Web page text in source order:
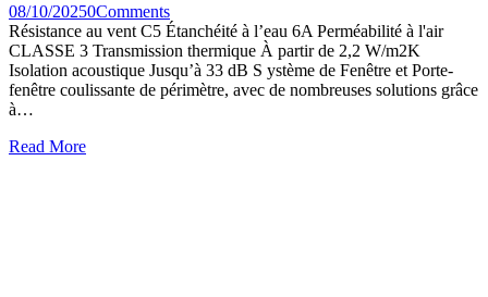
08/10/20250Comments
Résistance au vent C5 Étanchéité à l’eau 6A Perméabilité à l'air
CLASSE 3 Transmission thermique À partir de 2,2 W/m2K
Isolation acoustique Jusqu’à 33 dB S ystème de Fenêtre et Porte-
fenêtre coulissante de périmètre, avec de nombreuses solutions grâce
à…
Read More